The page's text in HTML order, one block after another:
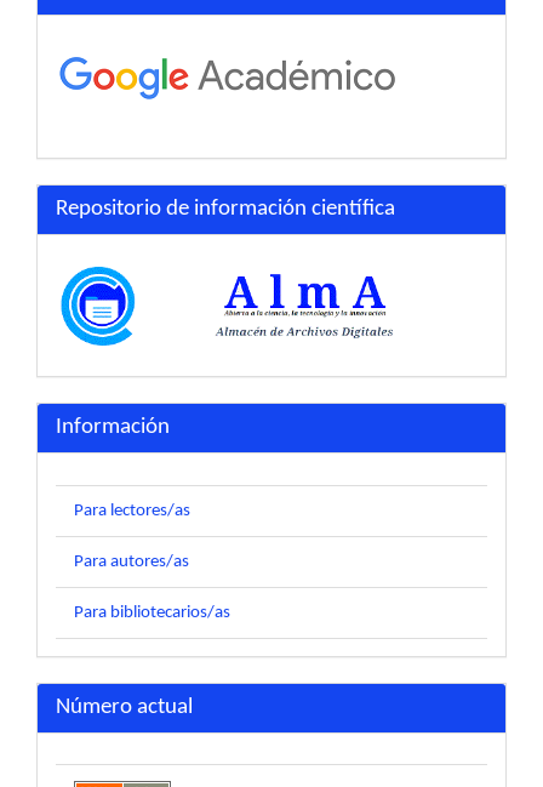
Repositorio de información científica
Información
Para lectores/as
Para autores/as
Para bibliotecarios/as
Número actual